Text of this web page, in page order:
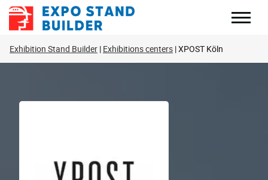
Zum
Inhalt
Exhibition Stand Builder Exhibitions centers XPOST Köln